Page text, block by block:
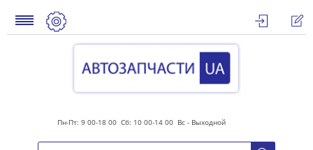
Пн-Пт: 9 00-18 00 Сб: 10 00-14 00 Вс - Выходной